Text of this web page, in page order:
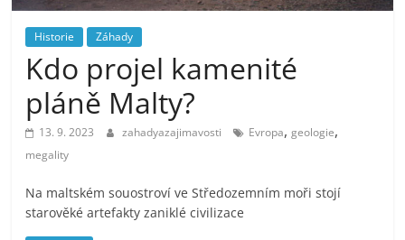
Historie Záhady
Kdo projel kamenité
pláně Malty?
13. 9. 2023 zahadyazajimavosti Evropa,geologie,
megality
Na maltském souostroví ve Středozemním moři stojí
starověké artefakty zaniklé civilizace